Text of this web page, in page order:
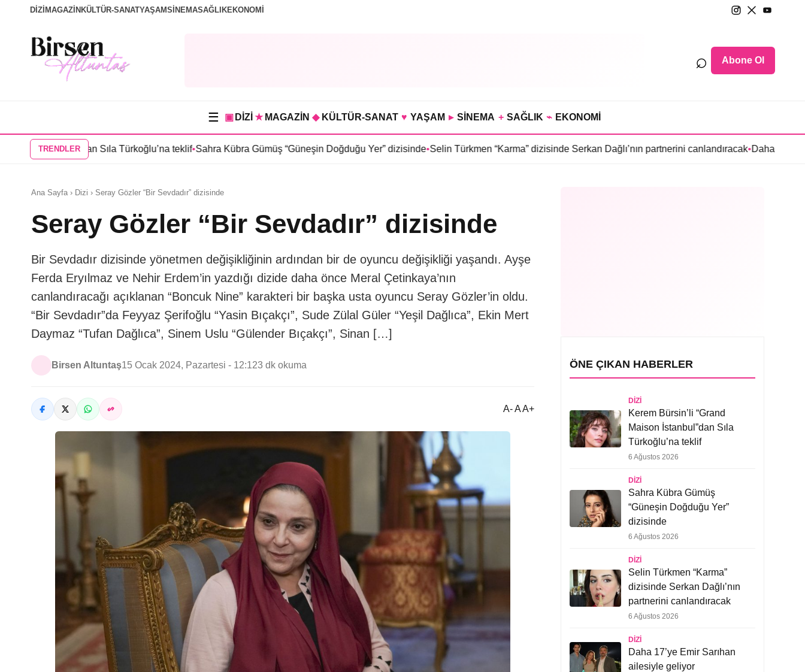
DİZİ MAGAZİN KÜLTÜR-SANATYAŞAMSİNEMASAĞLIKEKONOMİ
⌕ Abone Ol
☰ ▣ DİZİ ★ MAGAZİN ◆ KÜLTÜR-SANAT ♥ YAŞAM ▸ SİNEMA + SAĞLIK ⌁ EKONOMİ
TRENDLER
Sıla Türkoğlu’na teklif•Sahra Kübra Gümüş “Güneşin Doğduğu Yer” dizisinde•Selin Türkmen “Karma” dizisinde Serkan Dağlı’nın partnerini canlandıracak•Daha 17’ye Emir
Ana Sayfa › Dizi › Seray Gözler “Bir Sevdadır” dizisinde
Seray Gözler “Bir Sevdadır” dizisinde
Bir Sevdadır dizisinde yönetmen değişikliğinin ardından bir de oyuncu değişikliği yaşandı. Ayşe
Ferda Eryılmaz ve Nehir Erdem’in yazdığı dizide daha önce Meral Çetinkaya’nın
canlandıracağı açıklanan “Boncuk Nine” karakteri bir başka usta oyuncu Seray Gözler’in oldu.
“Bir Sevdadır”da Feyyaz Şerifoğlu “Yasin Bıçakçı”, Sude Zülal Güler “Yeşil Dağlıca”, Ekin Mert
Daymaz “Tufan Dağlıca”, Sinem Uslu “Gülender Bıçakçı”, Sinan […]
Birsen Altuntaş15 Ocak 2024, Pazartesi - 12:123 dk okuma
A- A A+
ÖNE ÇIKAN HABERLER
DIZI
Kerem Bürsin’li “Grand
Maison İstanbul”dan Sıla
Türkoğlu’na teklif
6 Ağustos 2026
DIZI
Sahra Kübra Gümüş
“Güneşin Doğduğu Yer”
dizisinde
6 Ağustos 2026
DIZI
Selin Türkmen “Karma”
dizisinde Serkan Dağlı’nın
partnerini canlandıracak
6 Ağustos 2026
DIZI
Daha 17’ye Emir Sarıhan
ailesiyle geliyor